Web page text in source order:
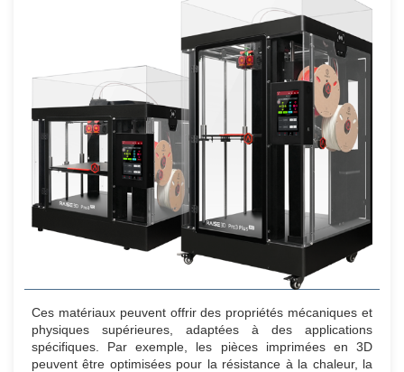
Ces matériaux peuvent offrir des propriétés mécaniques et
physiques supérieures, adaptées à des applications
spécifiques. Par exemple, les pièces imprimées en 3D
peuvent être optimisées pour la résistance à la chaleur, la